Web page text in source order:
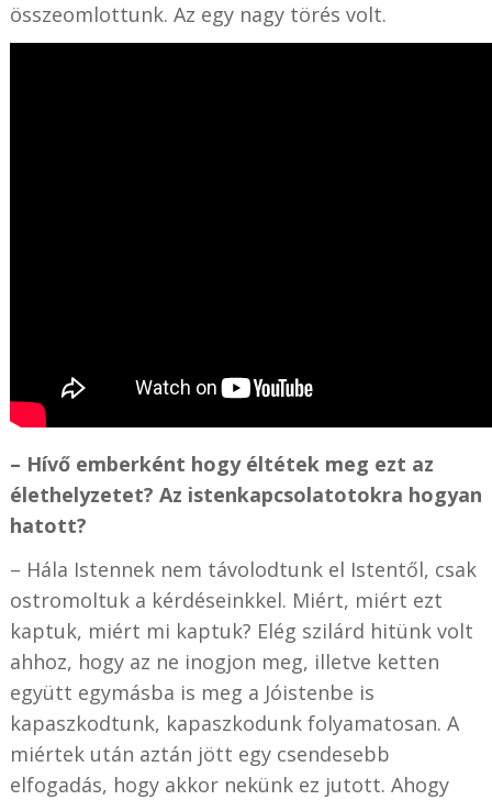
összeomlottunk. Az egy nagy törés volt.
– Hívő emberként hogy éltétek meg ezt az
élethelyzetet? Az istenkapcsolatotokra hogyan
hatott?
– Hála Istennek nem távolodtunk el Istentől, csak
ostromoltuk a kérdéseinkkel. Miért, miért ezt
kaptuk, miért mi kaptuk? Elég szilárd hitünk volt
ahhoz, hogy az ne inogjon meg, illetve ketten
együtt egymásba is meg a Jóistenbe is
kapaszkodtunk, kapaszkodunk folyamatosan. A
miértek után aztán jött egy csendesebb
elfogadás, hogy akkor nekünk ez jutott. Ahogy